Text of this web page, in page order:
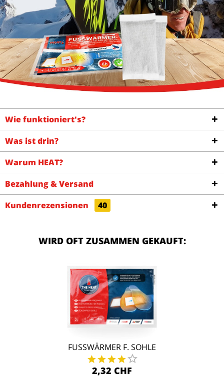
Wie funktioniert's?
Was ist drin?
Warum HEAT?
Bezahlung & Versand
Kundenrezensionen
40
WIRD OFT ZUSAMMEN GEKAUFT:
FUSSWÄRMER F. SOHLE
2,32 CHF